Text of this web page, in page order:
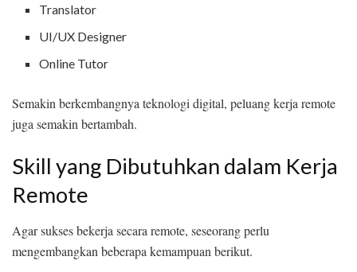
Translator
UI/UX Designer
Online Tutor
Semakin berkembangnya teknologi digital, peluang kerja remote
juga semakin bertambah.
Skill yang Dibutuhkan dalam Kerja
Remote
Agar sukses bekerja secara remote, seseorang perlu
mengembangkan beberapa kemampuan berikut.